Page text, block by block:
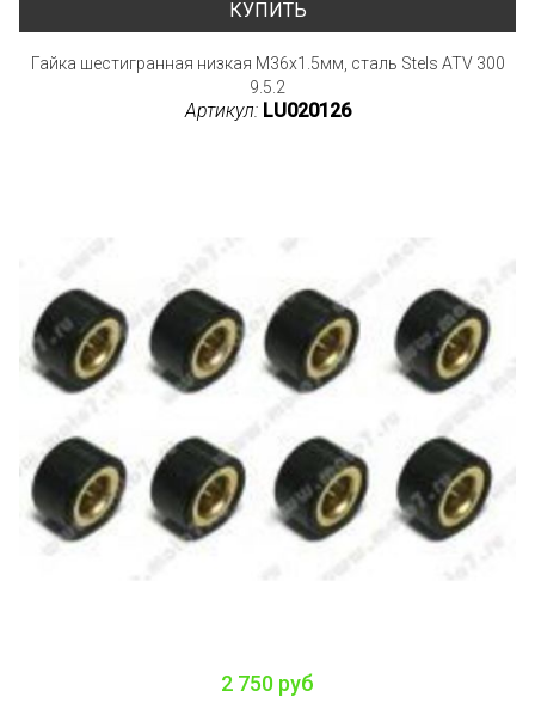
КУПИТЬ
Гайка шестигранная низкая M36х1.5мм, сталь Stels ATV 300
9.5.2
Артикул: LU020126
2 750 руб